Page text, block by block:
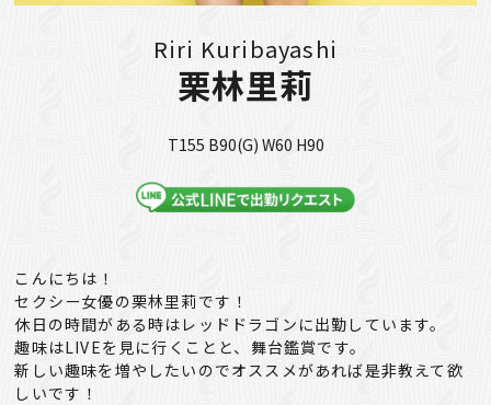
Riri Kuribayashi
栗林里莉
T155 B90(G) W60 H90
こんにちは！
セクシー女優の栗林里莉です！
休日の時間がある時はレッドドラゴンに出勤しています。
趣味はLIVEを見に行くことと、舞台鑑賞です。
新しい趣味を増やしたいのでオススメがあれば是非教えて欲
しいです！